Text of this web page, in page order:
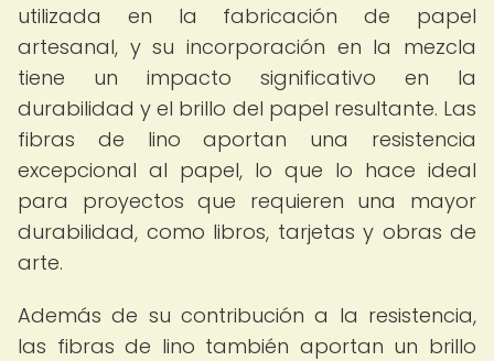
utilizada en la fabricación de papel
artesanal, y su incorporación en la mezcla
tiene un impacto significativo en la
durabilidad y el brillo del papel resultante. Las
fibras de lino aportan una resistencia
excepcional al papel, lo que lo hace ideal
para proyectos que requieren una mayor
durabilidad, como libros, tarjetas y obras de
arte.
Además de su contribución a la resistencia,
las fibras de lino también aportan un brillo